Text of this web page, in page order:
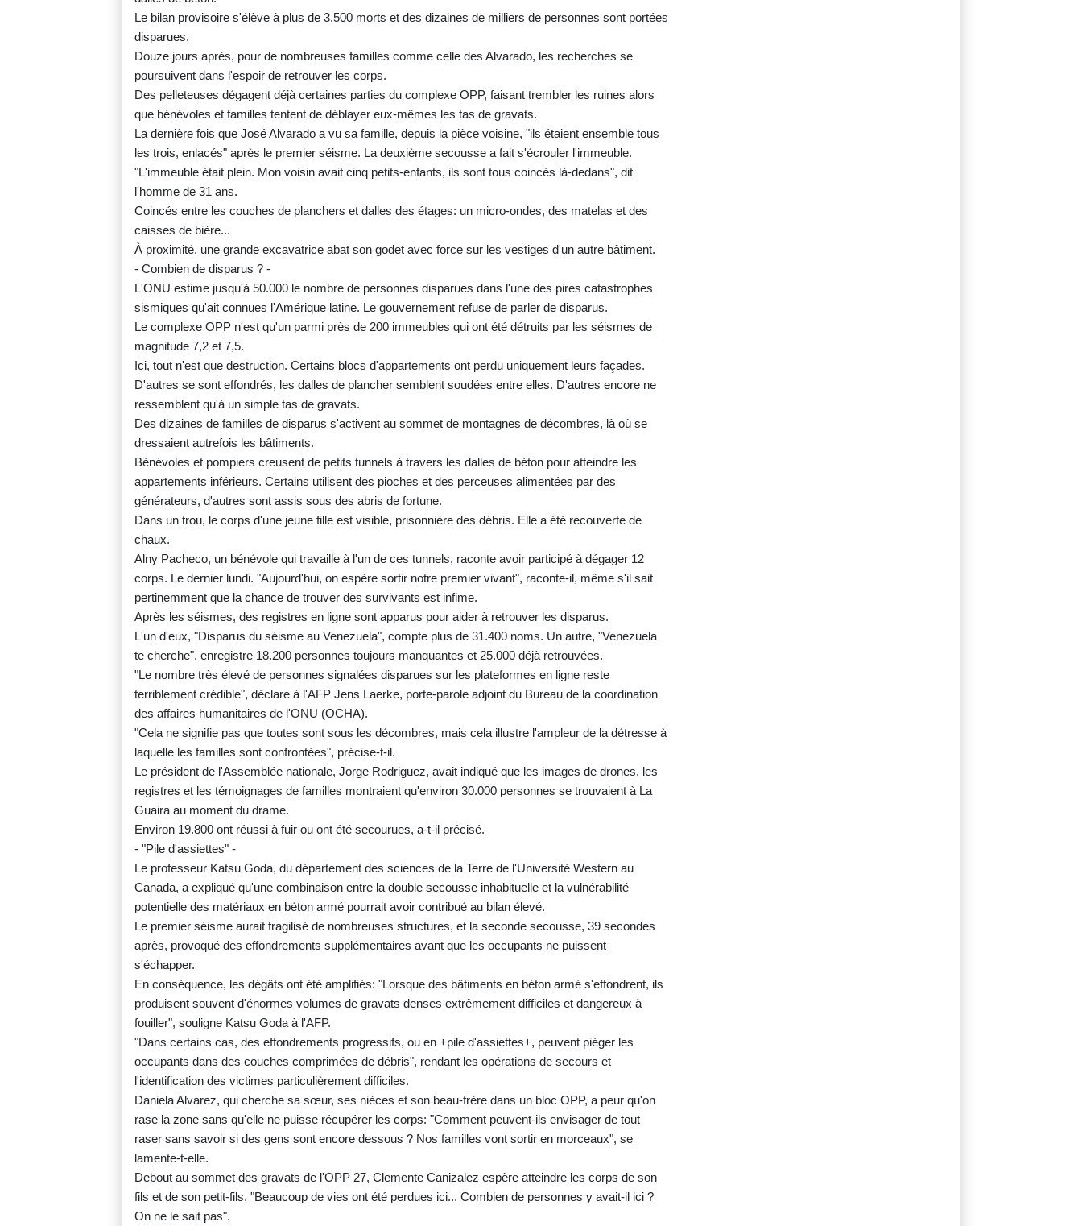
Le bilan provisoire s'élève à plus de 3.500 morts et des dizaines de milliers de personnes sont portées
disparues.
Douze jours après, pour de nombreuses familles comme celle des Alvarado, les recherches se
poursuivent dans l'espoir de retrouver les corps.
Des pelleteuses dégagent déjà certaines parties du complexe OPP, faisant trembler les ruines alors
que bénévoles et familles tentent de déblayer eux-mêmes les tas de gravats.
La dernière fois que José Alvarado a vu sa famille, depuis la pièce voisine, "ils étaient ensemble tous
les trois, enlacés" après le premier séisme. La deuxième secousse a fait s'écrouler l'immeuble.
"L'immeuble était plein. Mon voisin avait cinq petits-enfants, ils sont tous coincés là-dedans", dit
l'homme de 31 ans.
Coincés entre les couches de planchers et dalles des étages: un micro-ondes, des matelas et des
caisses de bière...
À proximité, une grande excavatrice abat son godet avec force sur les vestiges d'un autre bâtiment.
- Combien de disparus ? -
L'ONU estime jusqu'à 50.000 le nombre de personnes disparues dans l'une des pires catastrophes
sismiques qu'ait connues l'Amérique latine. Le gouvernement refuse de parler de disparus.
Le complexe OPP n'est qu'un parmi près de 200 immeubles qui ont été détruits par les séismes de
magnitude 7,2 et 7,5.
Ici, tout n'est que destruction. Certains blocs d'appartements ont perdu uniquement leurs façades.
D'autres se sont effondrés, les dalles de plancher semblent soudées entre elles. D'autres encore ne
ressemblent qu'à un simple tas de gravats.
Des dizaines de familles de disparus s'activent au sommet de montagnes de décombres, là où se
dressaient autrefois les bâtiments.
Bénévoles et pompiers creusent de petits tunnels à travers les dalles de béton pour atteindre les
appartements inférieurs. Certains utilisent des pioches et des perceuses alimentées par des
générateurs, d'autres sont assis sous des abris de fortune.
Dans un trou, le corps d'une jeune fille est visible, prisonnière des débris. Elle a été recouverte de
chaux.
Alny Pacheco, un bénévole qui travaille à l'un de ces tunnels, raconte avoir participé à dégager 12
corps. Le dernier lundi. "Aujourd'hui, on espère sortir notre premier vivant", raconte-il, même s'il sait
pertinemment que la chance de trouver des survivants est infime.
Après les séismes, des registres en ligne sont apparus pour aider à retrouver les disparus.
L'un d'eux, "Disparus du séisme au Venezuela", compte plus de 31.400 noms. Un autre, "Venezuela
te cherche", enregistre 18.200 personnes toujours manquantes et 25.000 déjà retrouvées.
"Le nombre très élevé de personnes signalées disparues sur les plateformes en ligne reste
terriblement crédible", déclare à l'AFP Jens Laerke, porte-parole adjoint du Bureau de la coordination
des affaires humanitaires de l'ONU (OCHA).
"Cela ne signifie pas que toutes sont sous les décombres, mais cela illustre l'ampleur de la détresse à
laquelle les familles sont confrontées", précise-t-il.
Le président de l'Assemblée nationale, Jorge Rodriguez, avait indiqué que les images de drones, les
registres et les témoignages de familles montraient qu'environ 30.000 personnes se trouvaient à La
Guaira au moment du drame.
Environ 19.800 ont réussi à fuir ou ont été secourues, a-t-il précisé.
- "Pile d'assiettes" -
Le professeur Katsu Goda, du département des sciences de la Terre de l'Université Western au
Canada, a expliqué qu'une combinaison entre la double secousse inhabituelle et la vulnérabilité
potentielle des matériaux en béton armé pourrait avoir contribué au bilan élevé.
Le premier séisme aurait fragilisé de nombreuses structures, et la seconde secousse, 39 secondes
après, provoqué des effondrements supplémentaires avant que les occupants ne puissent
s'échapper.
En conséquence, les dégâts ont été amplifiés: "Lorsque des bâtiments en béton armé s'effondrent, ils
produisent souvent d'énormes volumes de gravats denses extrêmement difficiles et dangereux à
fouiller", souligne Katsu Goda à l'AFP.
"Dans certains cas, des effondrements progressifs, ou en +pile d'assiettes+, peuvent piéger les
occupants dans des couches comprimées de débris", rendant les opérations de secours et
l'identification des victimes particulièrement difficiles.
Daniela Alvarez, qui cherche sa sœur, ses nièces et son beau-frère dans un bloc OPP, a peur qu'on
rase la zone sans qu'elle ne puisse récupérer les corps: "Comment peuvent-ils envisager de tout
raser sans savoir si des gens sont encore dessous ? Nos familles vont sortir en morceaux", se
lamente-t-elle.
Debout au sommet des gravats de l'OPP 27, Clemente Canizalez espère atteindre les corps de son
fils et de son petit-fils. "Beaucoup de vies ont été perdues ici... Combien de personnes y avait-il ici ?
On ne le sait pas".